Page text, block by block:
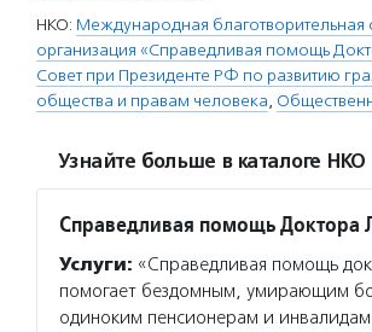
НКО: Международная благотворительная
организация «Справедливая помощь
Совет при Президенте РФ по развитию
общества и правам человека,
Узнайте больше в каталоге НКО
Справедливая помощь Доктора
Услуги: «Справедливая помощь
помогает бездомным, умирающим
одиноким пенсионерам и